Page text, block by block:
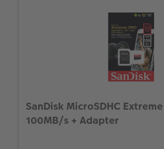
SanDisk MicroSDHC
100MB/s + Adapter